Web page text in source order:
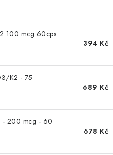
100 mcg 60cps
394 Kč
K2 - 75
689 Kč
- 200 mcg - 60
678 Kč